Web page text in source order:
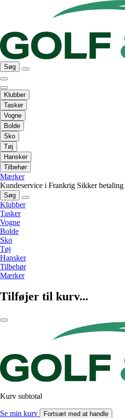
Søg
Klubber
Tasker
Vogne
Bolde
Sko
Tøj
Hansker
Tilbehør
Mærker
Kundeservice i Frankrig Sikker betaling
Søg
Klubber
Tasker
Vogne
Bolde
Sko
Tøj
Hansker
Tilbehør
Mærker
Tilføjer til kurv...
Kurv subtotal
Se min kurv Fortsæt med at handle